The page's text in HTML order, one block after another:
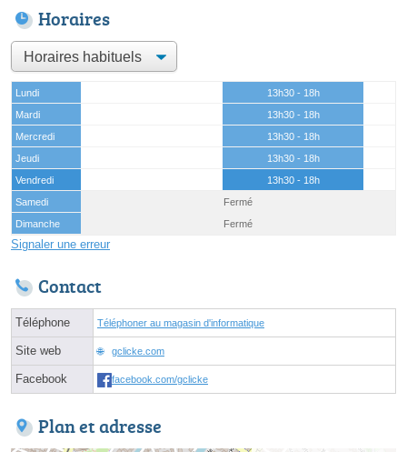
Horaires
Lundi
13h30 - 18h
Mardi
13h30 - 18h
Mercredi
13h30 - 18h
Jeudi
13h30 - 18h
Vendredi
13h30 - 18h
Samedi
Fermé
Dimanche
Fermé
Signaler une erreur
Contact
Téléphone Téléphoner au magasin d'informatique
Site web gclicke.com
Facebook facebook.com/gclicke
Plan et adresse